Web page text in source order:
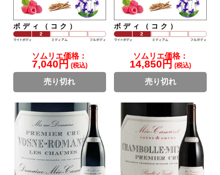
ボディ（コク）
ソムリエ価格：
7,040円 (税込)
売り切れ
ボディ（コク）
ソムリエ価格：
14,850円 (税込)
売り切れ